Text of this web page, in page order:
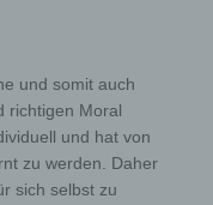
und somit auch
richtigen Moral
und hat von
zu werden. Daher
sich selbst zu